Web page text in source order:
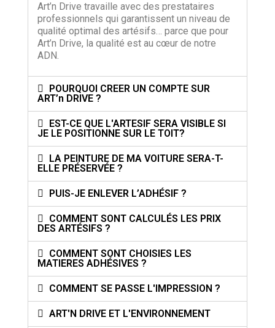
Art’n Drive travaille avec des prestataires
professionnels qui garantissent un niveau de
qualité optimal des artésifs… parce que pour
Art’n Drive, la qualité est au cœur de notre
ADN.
POURQUOI CREER UN COMPTE SUR
ART’n DRIVE ?
EST-CE QUE L'ARTESIF SERA VISIBLE SI
JE LE POSITIONNE SUR LE TOIT?
LA PEINTURE DE MA VOITURE SERA-T-
ELLE PRÉSERVÉE ?
PUIS-JE ENLEVER L’ADHÉSIF ?
COMMENT SONT CALCULÉS LES PRIX
DES ARTÉSIFS ?
COMMENT SONT CHOISIES LES
MATIERES ADHÉSIVES ?
COMMENT SE PASSE L'IMPRESSION ?
ART'N DRIVE ET L'ENVIRONNEMENT